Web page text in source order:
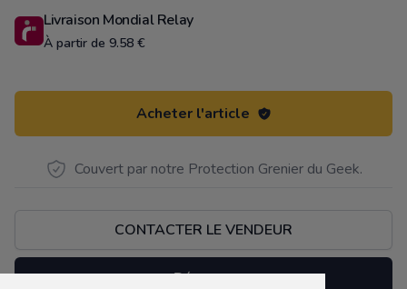
Livraison Mondial Relay
À partir de 9.58 €
Acheter l'article
Couvert par notre Protection Grenier du Geek.
CONTACTER LE VENDEUR
Réserver